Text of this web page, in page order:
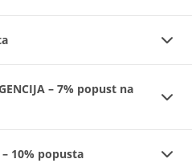
– 7% popust na
– 10% popusta